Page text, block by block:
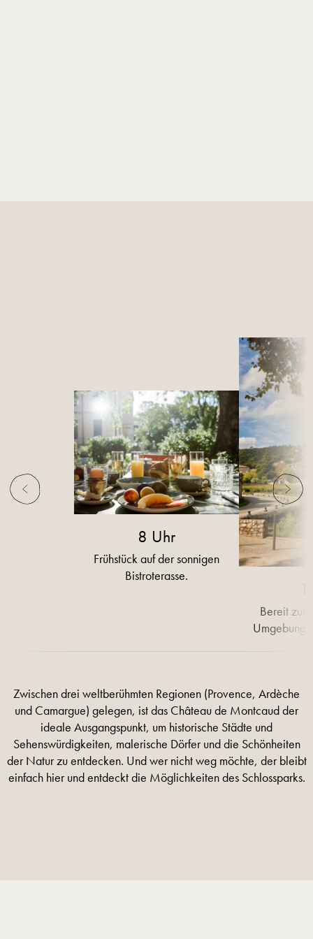
8 Uhr
Frühstück auf der sonnigen
Bistroterasse.
Bereit
Umgebung
Zwischen drei weltberühmten Regionen (Provence, Ardèche
und Camargue) gelegen, ist das Château de Montcaud der
ideale Ausgangspunkt, um historische Städte und
Sehenswürdigkeiten, malerische Dörfer und die Schönheiten
der Natur zu entdecken. Und wer nicht weg möchte, der bleibt
einfach hier und entdeckt die Möglichkeiten des Schlossparks.